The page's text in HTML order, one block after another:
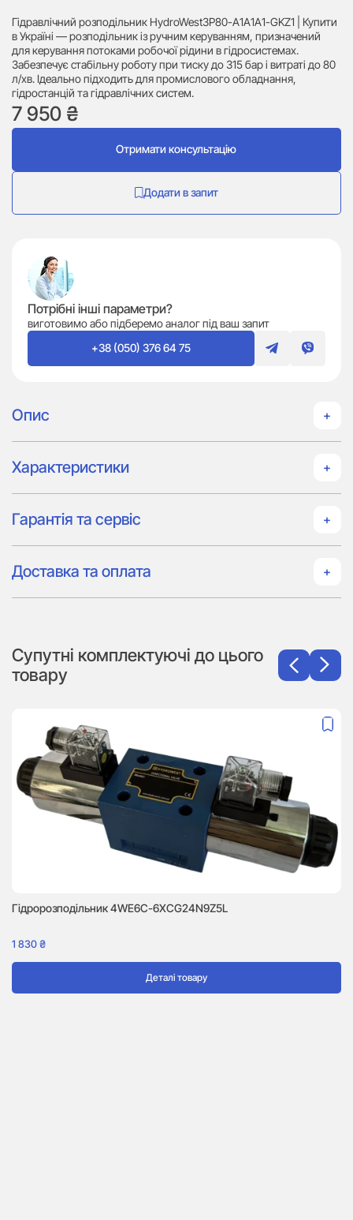
Гідравлічний розподільник HydroWest3P80-A1A1A1-GKZ1 | Купити
в Україні — розподільник із ручним керуванням, призначений
для керування потоками робочої рідини в гідросистемах.
Забезпечує стабільну роботу при тиску до 315 бар і витраті до 80
л/хв. Ідеально підходить для промислового обладнання,
гідростанцій та гідравлічних систем.
7 950 ₴
Отримати консультацію
Додати в запит
Потрібні інші параметри?
виготовимо або підберемо аналог під ваш запит
+38 (050) 376 64 75
Опис
Характеристики
Гарантія та сервіс
Доставка та оплата
Супутні комплектуючі до цього
товару
Гідророзподільник 4WE6C-6XCG24N9Z5L
1 830₴
Деталі товару